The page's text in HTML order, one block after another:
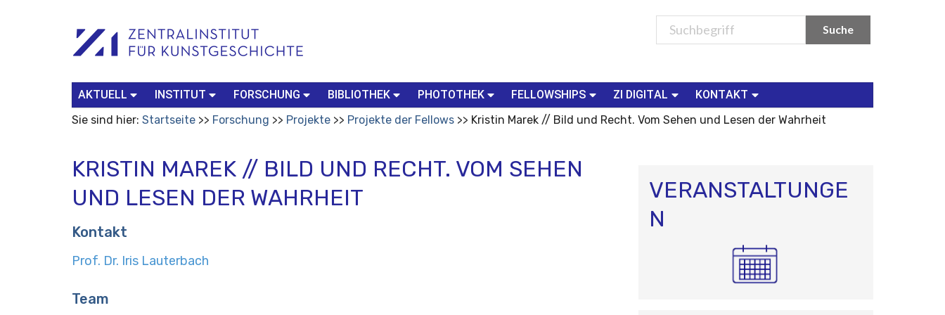
Werkzeuge
Search…
AKTUELL INSTITUT FORSCHUNG BIBLIOTHEK PHOTOTHEK FELLOWSHIPS ZI DIGITAL
KONTAKT
Sie sind hier: Startseite Forschung Projekte Projekte der Fellows Kristin Marek // Bild und Recht. Vom Sehen und Lesen der Wahrheit
KRISTIN MAREK // BILD UND RECHT. VOM SEHEN
UND LESEN DER WAHRHEIT
Kontakt
Prof. Dr. Iris Lauterbach
Team
VERANSTALTUNGE
N